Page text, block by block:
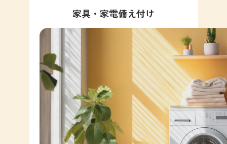
家具・家電備え付け